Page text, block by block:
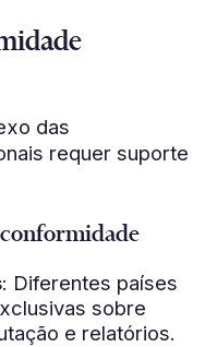
das
requer suporte
: Diferentes países
sobre
e relatórios.